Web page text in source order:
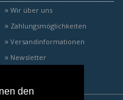
den
Wir über uns
Zahlungsmöglichkeiten
Versandinformationen
Newsletter